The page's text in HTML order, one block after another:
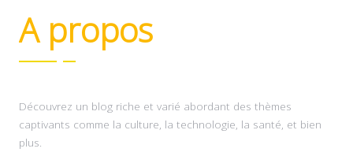
A propos
Découvrez un blog riche et varié abordant des thèmes
captivants comme la culture, la technologie, la santé, et bien
plus.